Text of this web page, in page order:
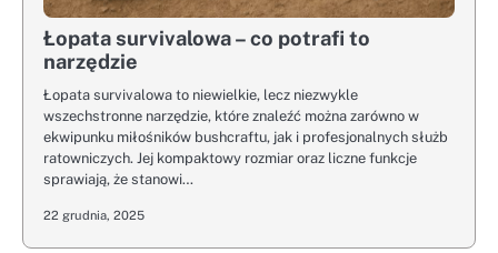
Łopata survivalowa – co potrafi to
narzędzie
Łopata survivalowa to niewielkie, lecz niezwykle
wszechstronne narzędzie, które znaleźć można zarówno w
ekwipunku miłośników bushcraftu, jak i profesjonalnych służb
ratowniczych. Jej kompaktowy rozmiar oraz liczne funkcje
sprawiają, że stanowi…
22 grudnia, 2025